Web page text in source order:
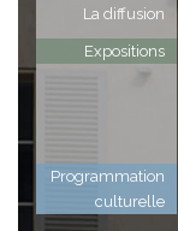
La diffusion
Expositions
Programmation
culturelle